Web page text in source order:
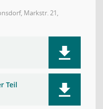
Markstr. 21,
Teil